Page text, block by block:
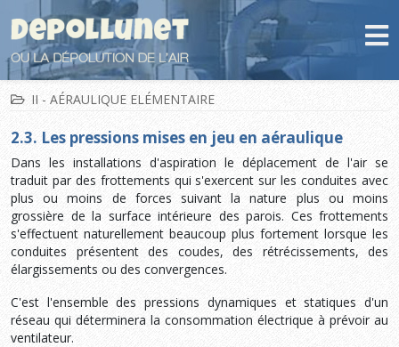
II - AÉRAULIQUE ELÉMENTAIRE
2.3. Les pressions mises en jeu en aéraulique
Dans les installations d'aspiration le déplacement de l'air se
traduit par des frottements qui s'exercent sur les conduites avec
plus ou moins de forces suivant la nature plus ou moins
grossière de la surface intérieure des parois. Ces frottements
s'effectuent naturellement beaucoup plus fortement lorsque les
conduites présentent des coudes, des rétrécissements, des
élargissements ou des convergences.
C'est l'ensemble des pressions dynamiques et statiques d'un
réseau qui déterminera la consommation électrique à prévoir au
ventilateur.